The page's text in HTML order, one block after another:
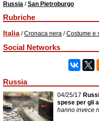
Russia /San Pietroburgo
Rubriche
Italia /Cronaca nera /Costume e
Social Networks
Russia
04/25/17
spese per gli
hanno invece